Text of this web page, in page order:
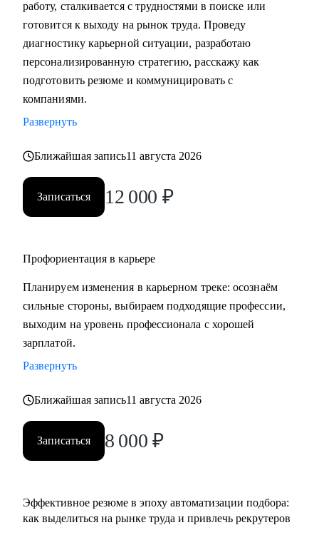
• Подготовка к собеседованию (скрининг с HR, финальное
с руководителем, опционально - подготовиться к
техническому собеседованию).
• Зарплатные переговоры (повышение или переговоры на
собеседовании).
сделать так, чтобы руководитель заметил и наконец начал
Кому могу помочь:
• Студентам бакалавриата/магистратуры/аспирантуры
технических направлений;
Digital, Образование);
• Middle и C-level менеджерам.
• Основные направления:
- IT (разработка, тестирование, администрирование,
информационная безопасность),
Компьютерное зрение,
- Digital (маркетологи, дизайнеры, исследователи,
редакторы, smm)
- Education Tech (Педагогические дизайнеры, методологи)
Про мой опыт:
работу, сталкивается с трудностями в поиске или
готовится к выходу на рынок труда. Проведу
диагностику карьерной ситуации, разработаю
персонализированную стратегию, расскажу как
подготовить резюме и коммуницировать с
компаниями.
Развернуть
Ближайшая запись11 августа 2026
Записаться 12 000 ₽
Профориентация в карьере
Планируем изменения в карьерном треке: осознаём
сильные стороны, выбираем подходящие профессии,
выходим на уровень профессионала с хорошей
зарплатой.
Развернуть
Ближайшая запись11 августа 2026
Записаться 8 000 ₽
Эффективное резюме в эпоху автоматизации подбора:
как выделиться на рынке труда и привлечь рекрутеров